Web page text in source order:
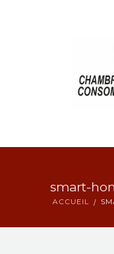
ACTUALITÉSsmart-
ACCUEIL